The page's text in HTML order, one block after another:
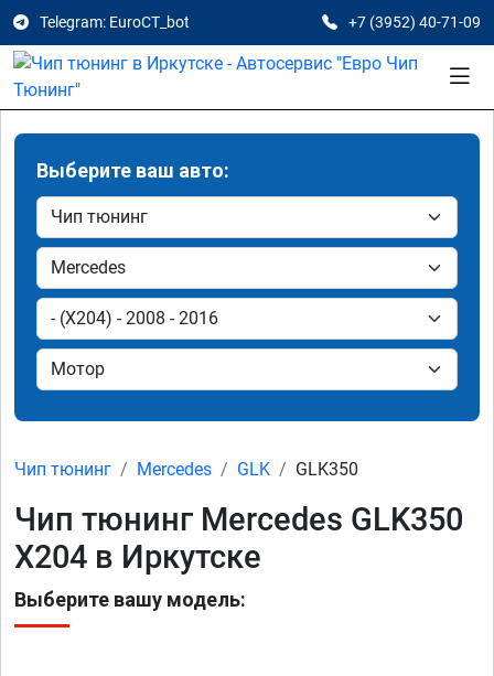
Telegram: EuroCT_bot +7 (3952) 40-71-09
Выберите ваш авто:
Чип тюнинг Mercedes GLK GLK350
Чип тюнинг Mercedes GLK350
X204 в Иркутске
Выберите вашу модель: